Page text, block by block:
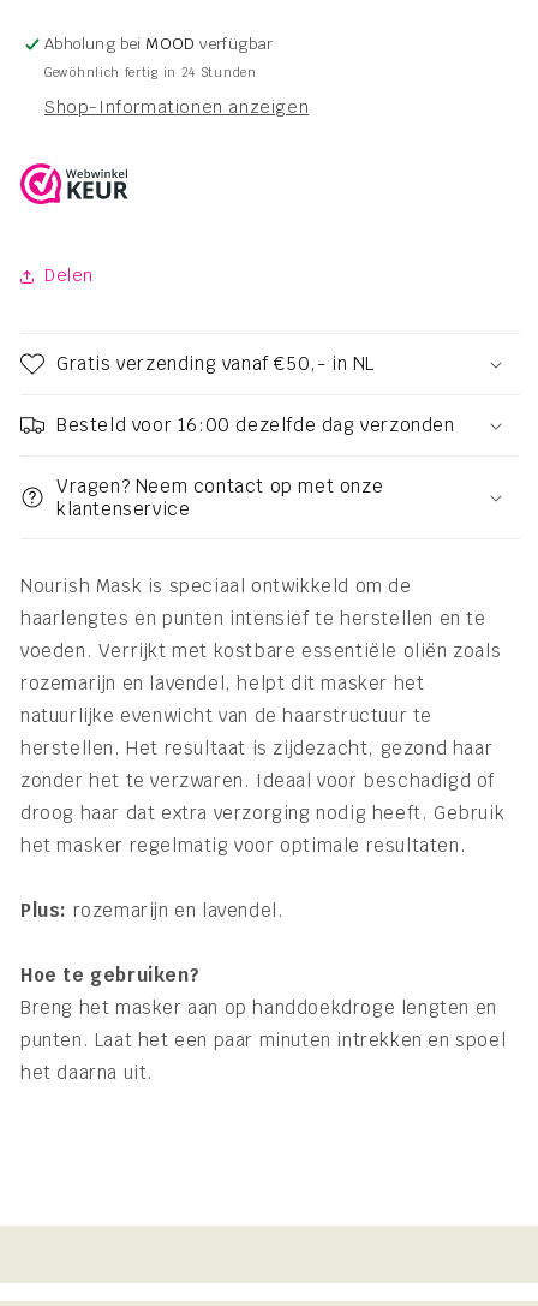
Masker
200ml
500ml
Masker
200ml
500ml
Abholung bei MOOD verfügbar
Gewöhnlich fertig in 24 Stunden
Shop-Informationen anzeigen
Delen
Gratis verzending vanaf €50,- in NL
Besteld voor 16:00 dezelfde dag verzonden
Vragen? Neem contact op met onze
klantenservice
Nourish Mask is speciaal ontwikkeld om de
haarlengtes en punten intensief te herstellen en te
voeden. Verrijkt met kostbare essentiële oliën zoals
rozemarijn en lavendel, helpt dit masker het
natuurlijke evenwicht van de haarstructuur te
herstellen. Het resultaat is zijdezacht, gezond haar
zonder het te verzwaren. Ideaal voor beschadigd of
droog haar dat extra verzorging nodig heeft. Gebruik
het masker regelmatig voor optimale resultaten.
Plus: rozemarijn en lavendel.
Hoe te gebruiken?
Breng het masker aan op handdoekdroge lengten en
punten. Laat het een paar minuten intrekken en spoel
het daarna uit.